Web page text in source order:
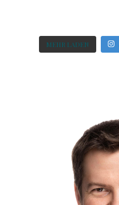
MEHR LADEN